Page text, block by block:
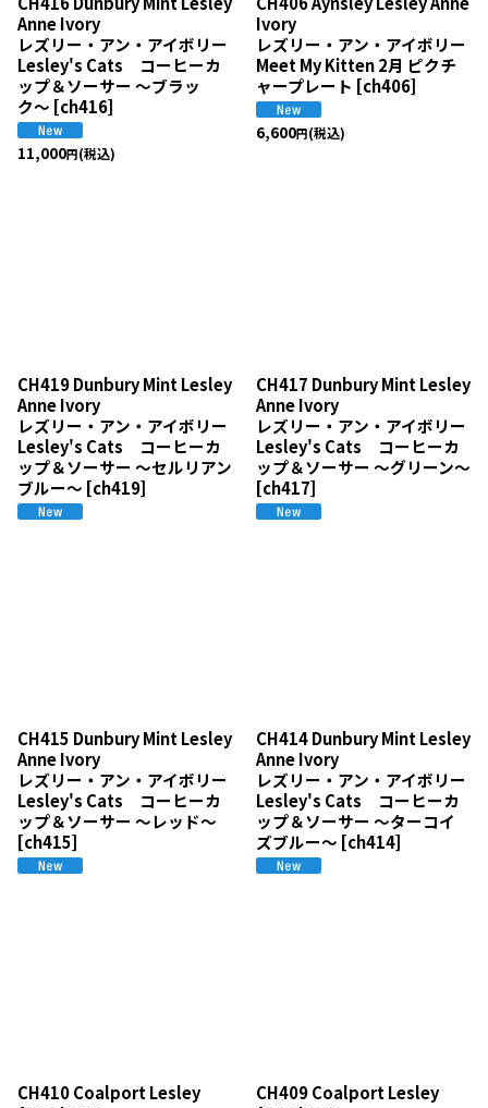
Anne Ivory
レズリー・アン・アイボリー
Lesley's Cats コーヒーカ
ップ＆ソーサー 〜ブラッ
ク〜 [ch416]
11,000円(税込)
Ivory
レズリー・アン・アイボリー
Meet My Kitten 2月 ピクチ
ャープレート [ch406]
6,600円(税込)
CH419 Dunbury Mint Lesley
Anne Ivory
レズリー・アン・アイボリー
Lesley's Cats コーヒーカ
ップ＆ソーサー 〜セルリアン
ブルー〜 [ch419]
CH417 Dunbury Mint Lesley
Anne Ivory
レズリー・アン・アイボリー
Lesley's Cats コーヒーカ
ップ＆ソーサー 〜グリーン〜
[ch417]
CH415 Dunbury Mint Lesley
Anne Ivory
レズリー・アン・アイボリー
Lesley's Cats コーヒーカ
ップ＆ソーサー 〜レッド〜
[ch415]
CH414 Dunbury Mint Lesley
Anne Ivory
レズリー・アン・アイボリー
Lesley's Cats コーヒーカ
ップ＆ソーサー 〜ターコイ
ズブルー〜 [ch414]
CH410 Coalport Lesley
CH409 Coalport Lesley